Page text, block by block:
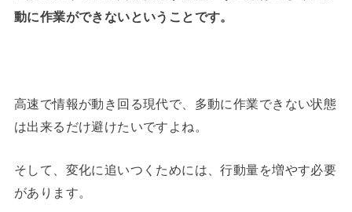
動に作業ができないということです。
高速で情報が動き回る現代で、多動に作業できない状態
は出来るだけ避けたいですよね。
そして、変化に追いつくためには、行動量を増やす必要
があります。